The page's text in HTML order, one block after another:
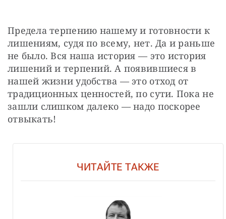
Предела терпению нашему и готовности к
лишениям, судя по всему, нет. Да и раньше
не было. Вся наша история — это история
лишений и терпений. А появившиеся в
нашей жизни удобства — это отход от
традиционных ценностей, по сути. Пока не
зашли слишком далеко — надо поскорее
отвыкать!
ЧИТАЙТЕ ТАКЖЕ